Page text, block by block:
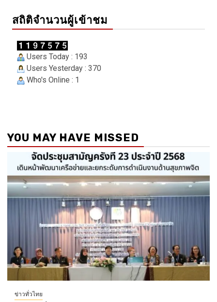
สถิติจำนวนผู้เข้าชม
Users Today : 193
Users Yesterday : 370
Who's Online : 1
YOU MAY HAVE MISSED
ข่าวทั่วไทย